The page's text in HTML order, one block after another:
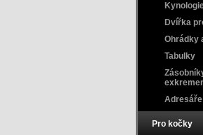
Dvířka
Ohrádky
Tabulky
Adresáře
Pro kočky